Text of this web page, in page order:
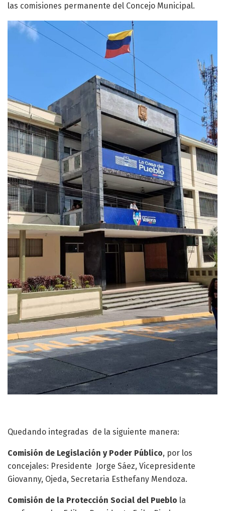
las comisiones permanente del Concejo Municipal.
Quedando integradas de la siguiente manera:
Comisión de Legislación y Poder Público, por los
concejales: Presidente Jorge Sáez, Vicepresidente
Giovanny, Ojeda, Secretaria Esthefany Mendoza.
Comisión de la Protección Social del Pueblo la